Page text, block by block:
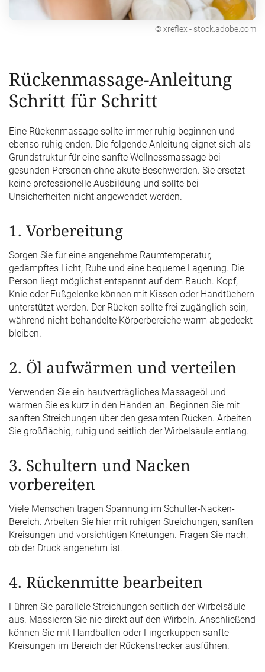
© xreflex - stock.adobe.com
Rückenmassage-Anleitung
Schritt für Schritt
Eine Rückenmassage sollte immer ruhig beginnen und
ebenso ruhig enden. Die folgende Anleitung eignet sich als
Grundstruktur für eine sanfte Wellnessmassage bei
gesunden Personen ohne akute Beschwerden. Sie ersetzt
keine professionelle Ausbildung und sollte bei
Unsicherheiten nicht angewendet werden.
1. Vorbereitung
Sorgen Sie für eine angenehme Raumtemperatur,
gedämpftes Licht, Ruhe und eine bequeme Lagerung. Die
Person liegt möglichst entspannt auf dem Bauch. Kopf,
Knie oder Fußgelenke können mit Kissen oder Handtüchern
unterstützt werden. Der Rücken sollte frei zugänglich sein,
während nicht behandelte Körperbereiche warm abgedeckt
bleiben.
2. Öl aufwärmen und verteilen
Verwenden Sie ein hautverträgliches Massageöl und
wärmen Sie es kurz in den Händen an. Beginnen Sie mit
sanften Streichungen über den gesamten Rücken. Arbeiten
Sie großflächig, ruhig und seitlich der Wirbelsäule entlang.
3. Schultern und Nacken
vorbereiten
Viele Menschen tragen Spannung im Schulter-Nacken-
Bereich. Arbeiten Sie hier mit ruhigen Streichungen, sanften
Kreisungen und vorsichtigen Knetungen. Fragen Sie nach,
ob der Druck angenehm ist.
4. Rückenmitte bearbeiten
Führen Sie parallele Streichungen seitlich der Wirbelsäule
aus. Massieren Sie nie direkt auf den Wirbeln. Anschließend
können Sie mit Handballen oder Fingerkuppen sanfte
Kreisungen im Bereich der Rückenstrecker ausführen.